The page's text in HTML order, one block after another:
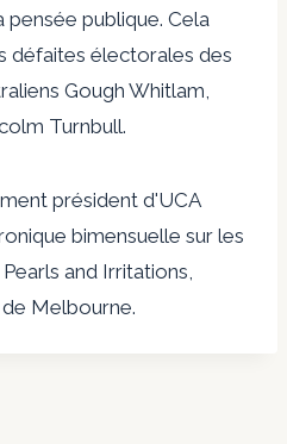
pensée publique. Cela
défaites électorales des
Gough Whitlam,
Turnbull.
président d'UCA
bimensuelle sur les
and Irritations,
Melbourne.